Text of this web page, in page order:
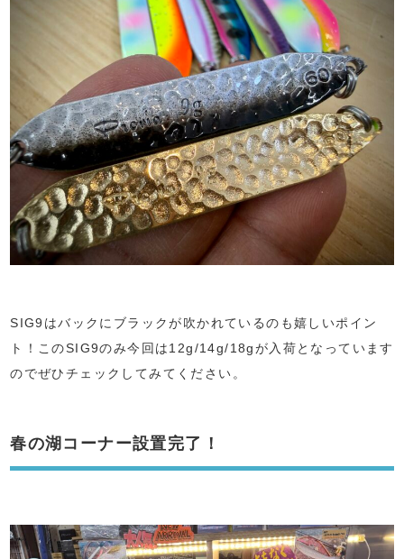
SIG9はバックにブラックが吹かれているのも嬉しいポイン
ト！このSIG9のみ今回は12g/14g/18gが入荷となっています
のでぜひチェックしてみてください。
春の湖コーナー設置完了！